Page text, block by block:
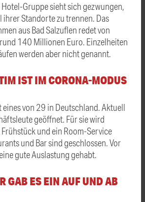
Gruppe sieht sich gezwungen,
ihrer Standorte zu trennen. Das
aus Bad Salzuflen redet von
140 Millionen Euro. Einzelheiten
werden aber nicht genannt.
IST IM CORONA-MODUS
eines von 29 in Deutschland. Aktuell
geöffnet. Für sie wird
und ein Room-Service
und Bar sind geschlossen. Vor
gute Auslastung gehabt.
GAB ES EIN AUF UND AB